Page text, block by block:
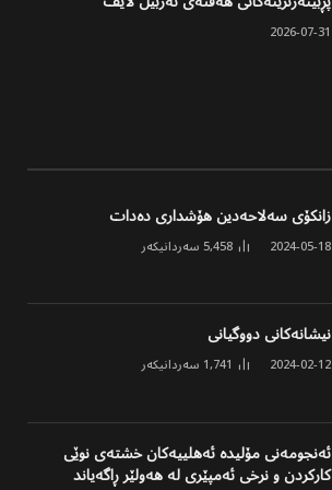
2026-07-31
زانکۆی سەلاحەدین هۆشداری دەدات
2024-05-18
5,458 سەردانیکەر
نیشانەکانی دووگیانی
2024-02-12
1,741 سەردانیکەر
ئەنجومەنی مۆلیدە ئەهلییەکان خشتەی نوێی
کارکردن و نرخی ئەمپێری لە هەولێر ڕاگەیاند